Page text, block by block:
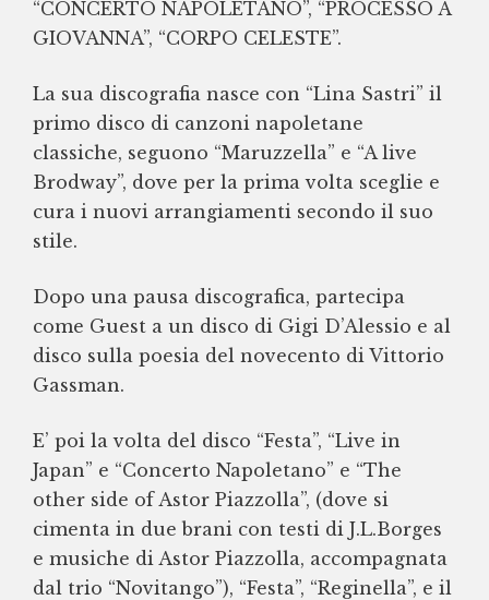
“CONCERTO NAPOLETANO”, “PROCESSO A
GIOVANNA”, “CORPO CELESTE”.
La sua discografia nasce con “Lina Sastri” il
primo disco di canzoni napoletane
classiche, seguono “Maruzzella” e “A live
Brodway”, dove per la prima volta sceglie e
cura i nuovi arrangiamenti secondo il suo
stile.
Dopo una pausa discografica, partecipa
come Guest a un disco di Gigi D’Alessio e al
disco sulla poesia del novecento di Vittorio
Gassman.
E’ poi la volta del disco “Festa”, “Live in
Japan” e “Concerto Napoletano” e “The
other side of Astor Piazzolla”, (dove si
cimenta in due brani con testi di J.L.Borges
e musiche di Astor Piazzolla, accompagnata
dal trio “Novitango”), “Festa”, “Reginella”, e il